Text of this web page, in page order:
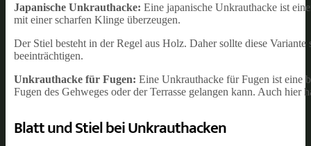
Japanische Unkrauthacke: Eine japanische Unkrauthacke ist
mit einer scharfen Klinge überzeugen.
Der Stiel besteht in der Regel aus Holz. Daher sollte diese
beeinträchtigen.
Unkrauthacke für Fugen: Eine Unkrauthacke für Fugen ist eine
Fugen des Gehweges oder der Terrasse gelangen kann. Auch
Blatt und Stiel bei Unkrauthacken